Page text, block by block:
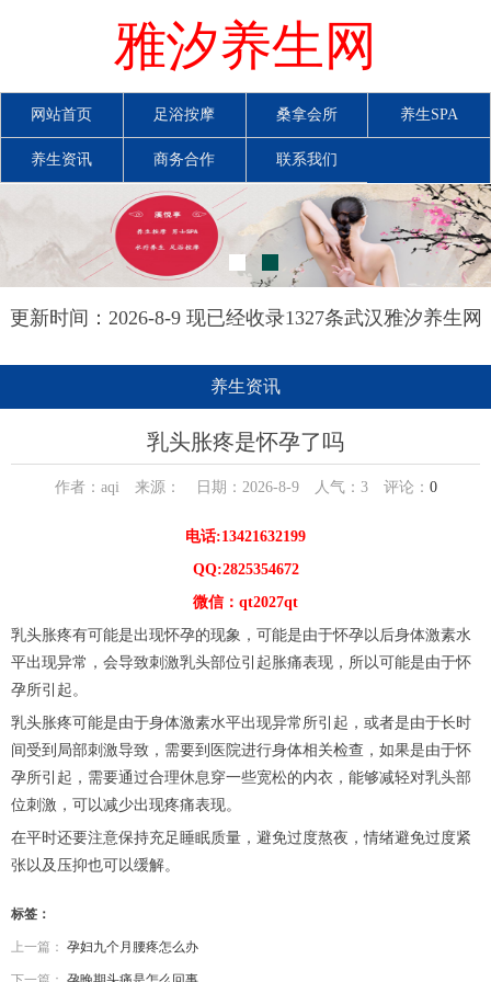
雅汐养生网
网站首页 足浴按摩 桑拿会所 养生SPA
养生资讯 商务合作 联系我们
更新时间：2026-8-9 现已经收录1327条武汉雅汐养生网
养生资讯
乳头胀疼是怀孕了吗
作者：aqi 来源： 日期：2026-8-9 人气： 3评论： 0
电话:13421632199
QQ:2825354672
微信：qt2027qt
乳头胀疼有可能是出现怀孕的现象，可能是由于怀孕以后身体激素水
平出现异常，会导致刺激乳头部位引起胀痛表现，所以可能是由于怀
孕所引起。
乳头胀疼可能是由于身体激素水平出现异常所引起，或者是由于长时
间受到局部刺激导致，需要到医院进行身体相关检查，如果是由于怀
孕所引起，需要通过合理休息穿一些宽松的内衣，能够减轻对乳头部
位刺激，可以减少出现疼痛表现。
在平时还要注意保持充足睡眠质量，避免过度熬夜，情绪避免过度紧
张以及压抑也可以缓解。
标签：
上一篇： 孕妇九个月腰疼怎么办